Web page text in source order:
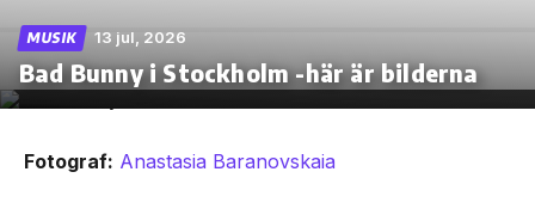
MUSIK 13 jul, 2026
Bad Bunny i Stockholm -här är bilderna
Fotograf: Anastasia Baranovskaia